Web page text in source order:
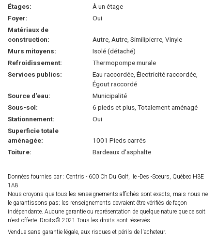
Étages:
À un étage
Foyer:
Oui
Matériaux de
construction:
Autre, Autre, Similipierre, Vinyle
Murs mitoyens:
Isolé (détaché)
Refroidissement:
Thermopompe murale
Services publics:
Eau raccordée, Électricité raccordée,
Égout raccordé
Source d'eau:
Municipalité
Sous-sol:
6 pieds et plus, Totalement aménagé
Stationnement:
Oui
Superficie totale
aménagée:
1001 Pieds carrés
Toiture:
Bardeaux d'asphalte
Données fournies par : Centris - 600 Ch Du Golf, Ile -Des -Soeurs, Québec H3E
1A8
Nous croyons que tous les renseignements affichés sont exacts, mais nous ne
le garantissons pas; les renseignements devraient être vérifiés de façon
indépendante. Aucune garantie ou représentation de quelque nature que ce soit
n’est offerte. Droits© 2021 Tous les droits sont réservés.
Vendue sans garantie légale, aux risques et périls de l'acheteur.